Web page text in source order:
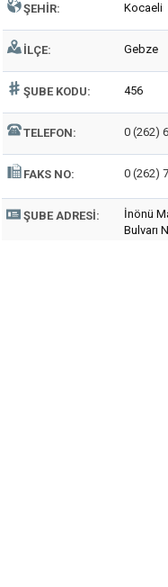
ŞEHIR: Kocaeli
İLÇE: Gebze
ŞUBE KODU: 456
TELEFON: 0 (262)
FAKS NO: 0 (262)
ŞUBE ADRESI:
İnönü
Bulvarı